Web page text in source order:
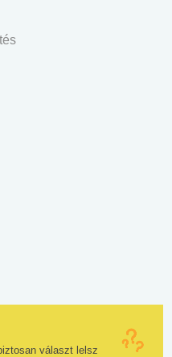
választ lelsz